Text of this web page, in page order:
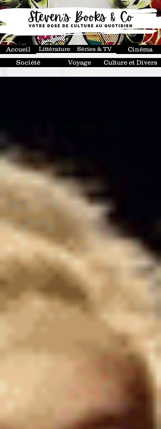
Cinéma
Culture et Divers
Séries & TV
Voyage
Société
Accueil Littérature